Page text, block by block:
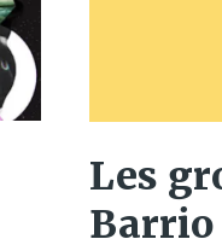
Les
Barrio